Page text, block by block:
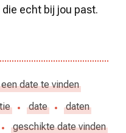
echt bij jou past.
date te vinden
date
daten
geschikte date vinden